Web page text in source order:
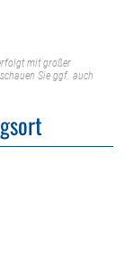
mit großer
Sie ggf. auch